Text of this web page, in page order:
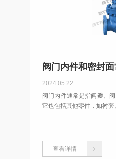
阀门内件和密封
2024.05.22
阀门内件通常是指阀瓣、
它也包括其他零件，如衬套
查看详情